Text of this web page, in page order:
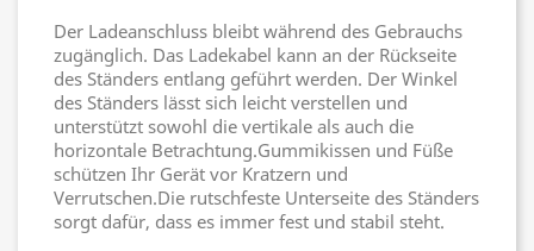
Der Ladeanschluss bleibt während des Gebrauchs
zugänglich. Das Ladekabel kann an der Rückseite
des Ständers entlang geführt werden. Der Winkel
des Ständers lässt sich leicht verstellen und
unterstützt sowohl die vertikale als auch die
horizontale Betrachtung.Gummikissen und Füße
schützen Ihr Gerät vor Kratzern und
Verrutschen.Die rutschfeste Unterseite des Ständers
sorgt dafür, dass es immer fest und stabil steht.